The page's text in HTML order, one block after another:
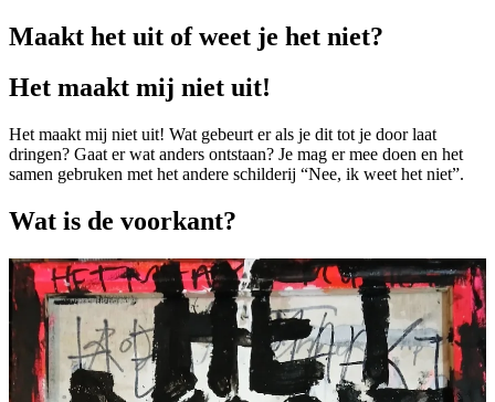
Maakt het uit of weet je het niet?
Het maakt mij niet uit!
Het maakt mij niet uit! Wat gebeurt er als je dit tot je door laat
dringen? Gaat er wat anders ontstaan? Je mag er mee doen en het
samen gebruken met het andere schilderij “Nee, ik weet het niet”.
Wat is de voorkant?